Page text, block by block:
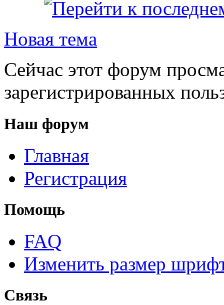
Новая тема
Сейчас этот форум
зарегистрированных
Наш форум
Главная
Регистрация
Помощь
FAQ
Изменить размер
Связь